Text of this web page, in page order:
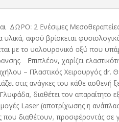
ΔΩΡΟ: 2 Ενέσιμες
αφού βρίσκεται
με το υαλουρονικό οξύ που
Επιπλέον, χαρίζει
– Πλαστικός Χειρουργός dr.
στις ανάγκες του κάθε
διαθέτει τον απαραίτητο
Laser (αποτρίχωσης η
διαθέτουν, προσφέροντάς σε